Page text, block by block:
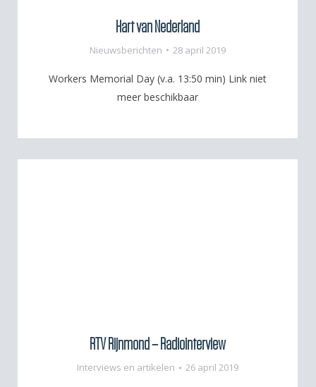
Hart van Nederland
Nieuwsberichten 28 april 2019
Workers Memorial Day (v.a. 13:50 min) Link niet
meer beschikbaar
RTV Rijnmond – Radiointerview
Interviews en artikelen 26 april 2019